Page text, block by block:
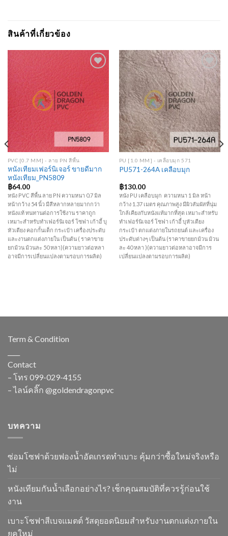
สินค้าที่เกี่ยวข้อง
Add to
Wishlist
PVC [0.7 MM] - ลาย PN สีพื้น
หนังเทียมเฟอร์นิเจอร์ ขายดีมาก
หนังเทียม_PN5809
฿64.00
หนัง PVC สีพื้น ลาย PN ความหนา 0.7 มิล
หน้ากว้าง 54 นิ้ว มีสีหลากหลายมากกว่า
หนังแท้ ทนทานต่อการใช้งาน ราคาถูก
เหมาะสำหรับทำเฟอร์นิเจอร์ โซฟา เก้าอี้ บุ
หัวเตียง คอกกั้นเด็ก กระเป๋า เครื่องประดับ
และงานตกแต่งภายใน เป็นต้น ( ราคาขาย
ยกม้วน ม้วนละ 50 หลา)(ความยาวต่อหลา
อาจมีการเปลี่ยนแปลงตามรอบการผลิต)
Add to
Wishlist
PU [1.0 MM] - เคลือบมุก 571
PU571-264A เคลือบมุก
฿130.00
หนัง PU เคลือบมุก ความหนา 1 มิล หน้า
กว้าง 1.37 เมตร คุณภาพสูง มีผิวสัมผัสที่นุ่ม
ใกล้เคียงกับหนังแท้มากที่สุด เหมาะสำหรับ
ทำเฟอร์นิเจอร์ โซฟา เก้าอี้ บุหัวเตียง
กระเป๋า ตกแต่งภายในรถยนต์ และเครื่อง
ประดับต่างๆ เป็นต้น (ราคาขายยกม้วน ม้วน
ละ 40 หลา )(ความยาวต่อหลาอาจมีการ
เปลี่ยนแปลงตามรอบการผลิต)
Term & Condition
Contact
– โทร 099-029-4155
– ไลน์คลิ๊ก @goldendragonpvc
บทความ
ซ่อมโซฟาด้วยฟองน้ำอัดเกรดทำเบาะ คุ้มกว่าซื้อใหม่จริงหรือ
ไม่
หนังเทียมกันน้ำเลือกอย่างไร? เช็กคุณสมบัติที่ควรรู้ก่อนใช้
งาน
เบาะโซฟาสีเบจแมตต์ วัสดุยอดนิยมสำหรับงานตกแต่งภายใน
ยุคใหม่